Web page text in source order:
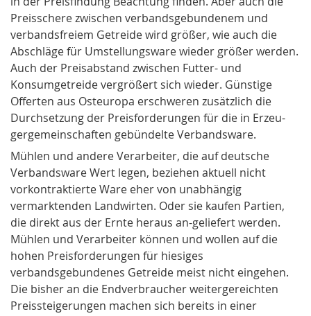
Preisschere zwischen verbandsgebundenem und
verbandsfreiem Getreide wird größer, wie auch die
Abschläge für Umstellungswarewieder größer werden.
Auch der Preisabstand zwischen Futter- und
Konsumgetreide vergrößert sich wieder. Günstige
Offerten aus Osteuropa erschweren zusätzlich die
Durchsetzung der Preisforderungen für die in Erzeu-
gergemeinschaften gebündelte Verbandsware.
Mühlen und andere Verarbeiter, die auf deutsche
Verbandsware Wert legen, beziehen aktuell nicht
vorkontraktierte Ware eher von unabhängig
vermarktenden Landwirten. Oder sie kaufen Partien,
die direkt aus der Ernte heraus an-geliefert werden.
Mühlen und Verarbeiter können und wollen auf die
hohen Preisforderungen für hiesiges
verbandsgebundenes Getreide meist nicht eingehen.
Die bisher an die Endverbraucher weitergereichten
Preissteigerungen machen sich bereits in einer